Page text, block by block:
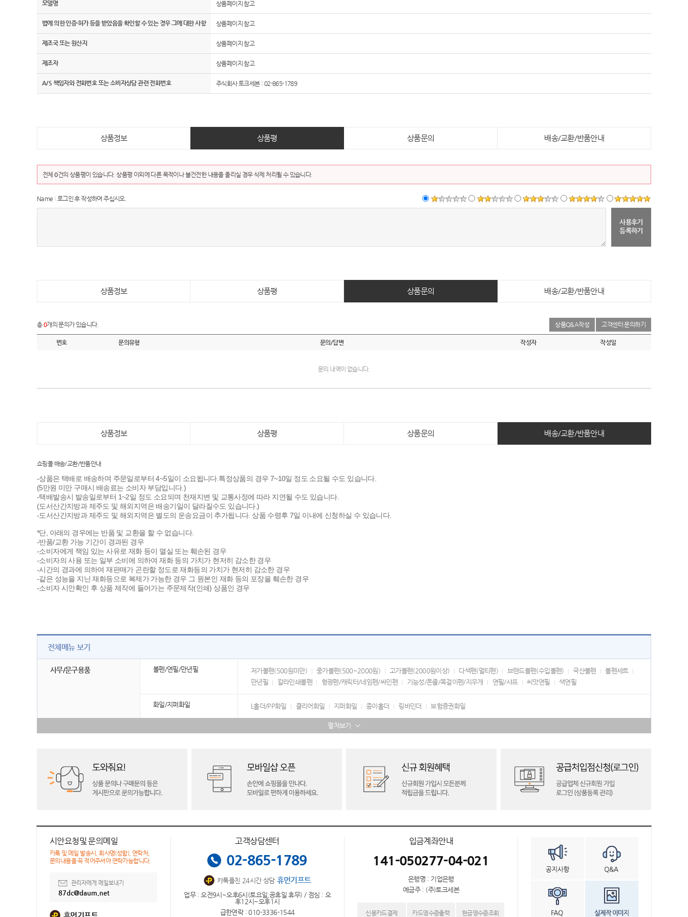
모델명 상품페이지 참고
법에 의한 인증·허가 등을 받았음을 확인할 수 있는 경우 그에 대한 사항 상품페이지 참고
제조국 또는 원산지 상품페이지 참고
제조자 상품페이지 참고
A/S 책임자와 전화번호 또는 소비자상담 관련 전화번호 주식회사 토크세븐 : 02-865-1789
상품정보 상품평 상품문의 배송/교환/반품안내
전체0건의 상품평이 있습니다. 상품평 이외에 다른 목적이나 불건전한 내용을 올리실 경우 삭제 처리될 수 있습니다.
Name : 로그인 후 작성하여 주십시오.
사용후기
등록하기
상품정보 상품평 상품문의 배송/교환/반품안내
총0개의 문의가 있습니다. 상품Q&A작성 고객센터 문의하기
번호 문의유형 문의/답변 작성자 작성일
문의 내역이 없습니다.
상품정보 상품평 상품문의 배송/교환/반품안내
쇼핑몰 배송/교환/반품안내
-상품은 택배로 배송하며 주문일로부터 4~5일이 소요됩니다.특정상품의 경우 7~10일 정도 소요될 수도 있습니다.
(5만원 미만 구매시 배송료는 소비자 부담입니다.)
-택배발송시 발송일로부터 1~2일 정도 소요되며 천재지변 및 교통사정에 따라 지연될 수도 있습니다.
(도서산간지방과 제주도 및 해외지역은 배송기일이 달라질수도 있습니다.)
-도서산간지방과 제주도 및 해외지역은 별도의 운송요금이 추가됩니다. 상품 수령후 7일 이내에 신청하실 수 있습니다.
*단, 아래의 경우에는 반품 및 교환을 할 수 없습니다.
-반품/교환 가능 기간이 경과된 경우
-소비자에게 책임 있는 사유로 재화 등이 멸실 또는 훼손된 경우
-소비자의 사용 또는 일부 소비에 의하여 재화 등의 가치가 현저히 감소한 경우
-시간의 경과에 의하여 재판매가 곤란할 정도로 재화등의 가치가 현저히 감소한 경우
-같은 성능을 지닌 재화등으로 복제가 가능한 경우 그 원본인 재화 등의 포장을 훼손한 경우
-소비자 시안확인 후 상품 제작에 들어가는 주문제작(인쇄) 상품인 경우
전체메뉴 보기
사무/문구용품 볼펜/연필/만년필 저가볼펜(500원미만) 중가볼펜(500~2000원) 고가볼펜(2000원이상) 다색펜(멀티펜) 브랜드볼펜(수입볼펜) 국산볼펜
볼펜세트
만년필
칼라인쇄볼펜 형광펜/캐릭터/네임펜/싸인펜 기능성/폰줄/목걸이펜/지우개 연필/샤프 씨앗연필 색연필
화일/지퍼화일 L홀더/PP화일 클리어화일 지퍼화일 종이홀더 링바인더 보험증권화일
펼쳐보기
시안요청및 문의메일
카톡 및 메일 발송시, 회사명(성함), 연락처,
문의내용을 꼭 적어주셔야 연락가능합니다.
관리자에게 메일보내기
87dc@daum.net
휴먼기프트
고객상담센터
02-865-1789
카톡플친 24시간 상담 휴먼기프트
업무 : 오전9시~오후6시(토요일,공휴일 휴무) / 점심 : 오
후12시~오후1시
급한연락 : 010-3336-1544
입금계좌안내
141-050277-04-021
은행명 : 기업은행
예금주 : (주)토크세븐
신용카드결제 카드영수증출력 현금영수증조회